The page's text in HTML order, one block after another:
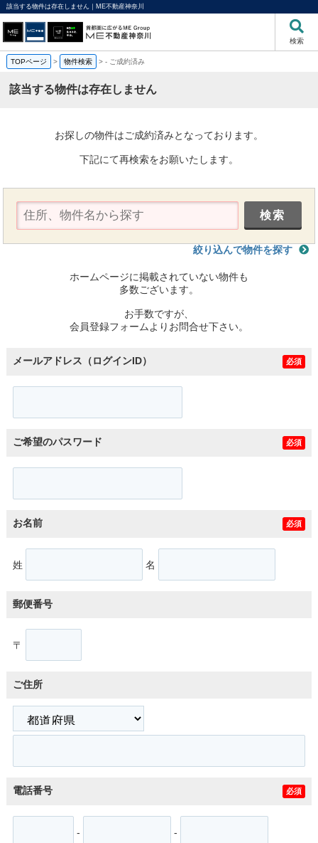
該当する物件は存在しません｜ME不動産神奈川
検索
TOPページ > 物件検索 >- ご成約済み
該当する物件は存在しません
お探しの物件はご成約済みとなっております。
下記にて再検索をお願いたします。
絞り込んで物件を探す
ホームページに掲載されていない物件も
多数ございます。
お手数ですが、
会員登録フォームよりお問合せ下さい。
メールアドレス（ログインID） 必須
ご希望のパスワード 必須
お名前 必須
姓 名
郵便番号
〒
ご住所
電話番号 必須
- -